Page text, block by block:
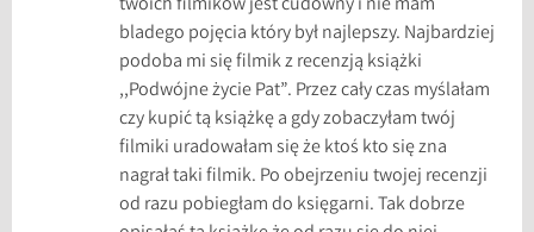
bladego pojęcia który był najlepszy. Najbardziej
podoba mi się filmik z recenzją książki
,,Podwójne życie Pat”. Przez cały czas myślałam
czy kupić tą książkę a gdy zobaczyłam twój
filmiki uradowałam się że ktoś kto się zna
nagrał taki filmik. Po obejrzeniu twojej recenzji
od razu pobiegłam do księgarni. Tak dobrze